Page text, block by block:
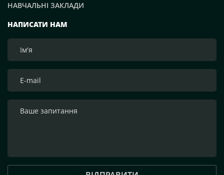
НАПИСАТИ НАМ
НАВЧАЛЬНІ ЗАКЛАДИ